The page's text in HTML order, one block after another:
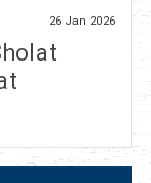
26 Jan 2026